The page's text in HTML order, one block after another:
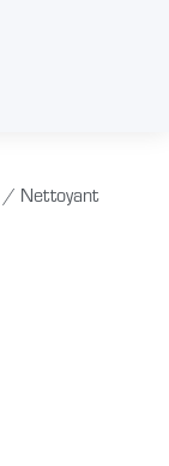
/ Nettoyant